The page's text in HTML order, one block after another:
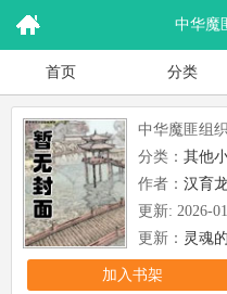
中华魔
首页 分类
中华魔匪组
分类： 其他
作者： 汉育
更新: 2026-
更新： 灵魂
对精神的系
加入书架